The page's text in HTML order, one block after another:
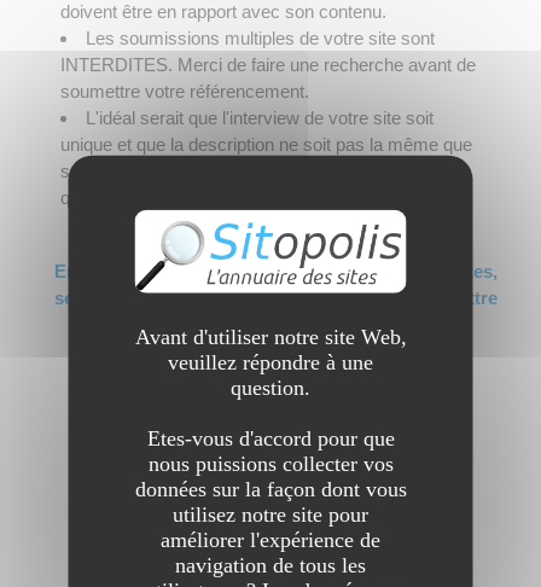
doivent être en rapport avec son contenu.
Les soumissions multiples de votre site sont
INTERDITES. Merci de faire une recherche avant de
soumettre votre référencement.
L'idéal serait que l'interview de votre site soit
unique et que la description ne soit pas la même que
sur d'autres sites afin de proposer un contenu de
qualité.
En raison de trop nombreuses soumissions de sites,
seuls les forfaits PREMIUM ont le droit de soumettre
Merci de choisir le forfait ci-dessous.
référencement
Avant d'utiliser notre site Web,
veuillez répondre à une
question.
Etes-vous d'accord pour que
nous puissions collecter vos
données sur la façon dont vous
utilisez notre site pour
améliorer l'expérience de
navigation de tous les